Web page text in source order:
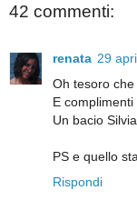
42 commenti:
renata 29
Oh tesoro
E
Un bacio Silvia
PS e quello
Rispondi